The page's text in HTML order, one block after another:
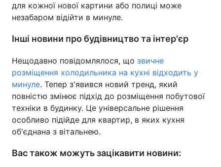
для кожної нової картини або полиці може
незабаром відійти в минуле.
Інші новини про будівництво та інтер'єр
Нещодавно повідомлялося, що звичне
розміщення холодильника на кухні відходить у
минуле. Тепер з'явився новий тренд, який
повністю змінює підхід до розміщення побутової
техніки в будинку. Це універсальне рішення
особливо підійде для квартир, в яких кухня
об'єднана з вітальнею.
Вас також можуть зацікавити новини: